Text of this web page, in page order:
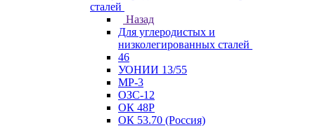
сталей
Назад
Для углеродистых и
низколегированных сталей
46
УОНИИ 13/55
МР-3
ОЗС-12
ОК 48Р
ОК 53.70 (Россия)